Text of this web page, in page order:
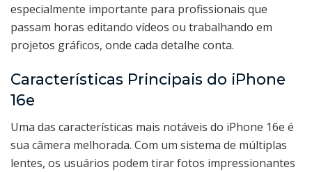
especialmente importante para profissionais que
passam horas editando vídeos ou trabalhando em
projetos gráficos, onde cada detalhe conta.
Características Principais do iPhone
16e
Uma das características mais notáveis do iPhone 16e é
sua câmera melhorada. Com um sistema de múltiplas
lentes, os usuários podem tirar fotos impressionantes